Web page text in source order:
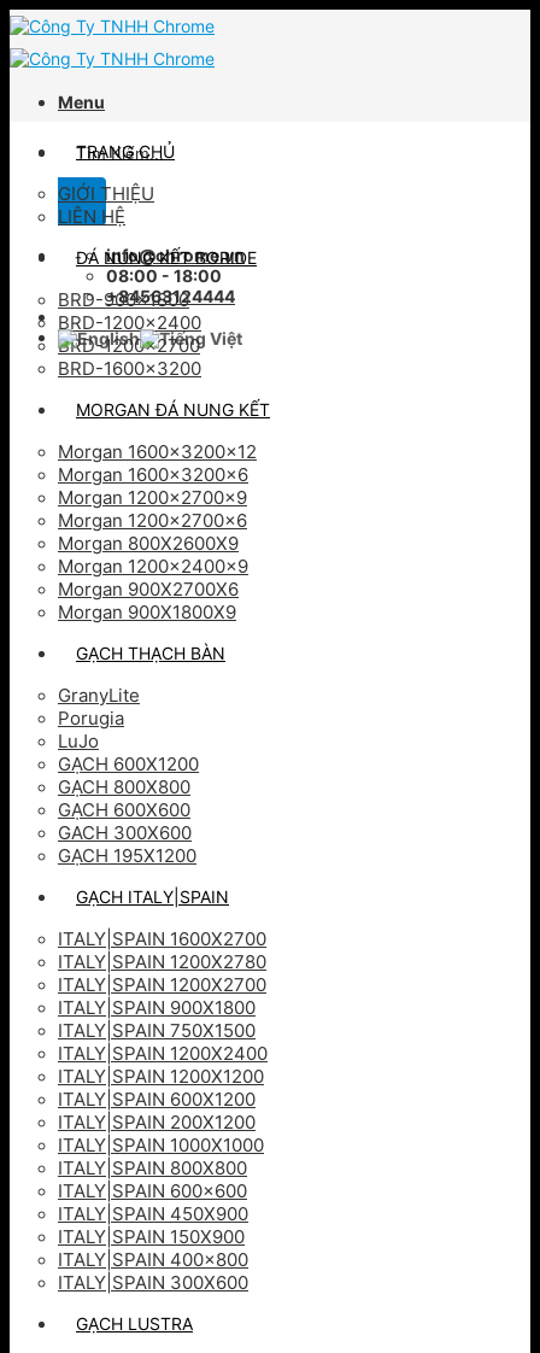
Skip
to
content
Menu
kiếm:
info@chrome.vn
08:00 - 18:00
+84563124444
TRANG CHỦ
GIỚI THIỆU
LIÊN HỆ
ĐÁ NUNG KẾT BORIDE
BRD-900×1800
BRD-1200×2400
BRD-1200×2700
BRD-1600×3200
MORGAN ĐÁ NUNG KẾT
Morgan 1600x3200x12
Morgan 1600x3200x6
Morgan 1200x2700x9
Morgan 1200x2700x6
Morgan 800X2600X9
Morgan 1200x2400x9
Morgan 900X2700X6
Morgan 900X1800X9
GẠCH THẠCH BÀN
GranyLite
Porugia
LuJo
GẠCH 600X1200
GẠCH 800X800
GẠCH 600X600
GACH 300X600
GẠCH 195X1200
GẠCH ITALY|SPAIN
ITALY|SPAIN 1600X2700
ITALY|SPAIN 1200X2780
ITALY|SPAIN 1200X2700
ITALY|SPAIN 900X1800
ITALY|SPAIN 750X1500
ITALY|SPAIN 1200X2400
ITALY|SPAIN 1200X1200
ITALY|SPAIN 600X1200
ITALY|SPAIN 200X1200
ITALY|SPAIN 1000X1000
ITALY|SPAIN 800X800
ITALY|SPAIN 600×600
ITALY|SPAIN 450X900
ITALY|SPAIN 150X900
ITALY|SPAIN 400×800
ITALY|SPAIN 300X600
GẠCH LUSTRA